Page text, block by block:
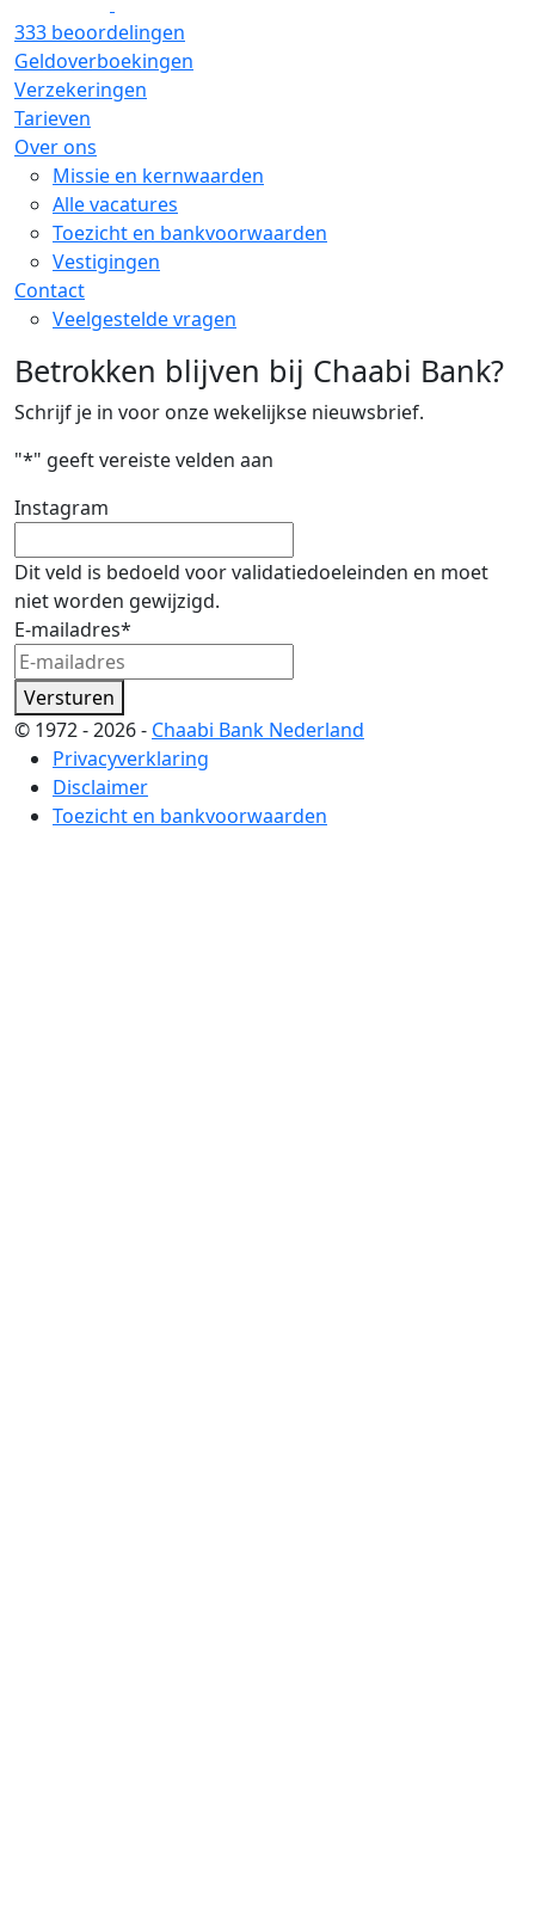
333 beoordelingen
Geldoverboekingen
Verzekeringen
Tarieven
Over ons
Missie en kernwaarden
Alle vacatures
Toezicht en bankvoorwaarden
Vestigingen
Contact
Veelgestelde vragen
Betrokken blijven bij Chaabi Bank?
Schrijf je in voor onze wekelijkse nieuwsbrief.
"*" geeft vereiste velden aan
Instagram
Dit veld is bedoeld voor validatiedoeleinden en moet
niet worden gewijzigd.
E-mailadres*
Versturen
© 1972 - 2026 - Chaabi Bank Nederland
Privacyverklaring
Disclaimer
Toezicht en bankvoorwaarden